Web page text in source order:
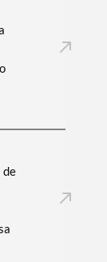
de